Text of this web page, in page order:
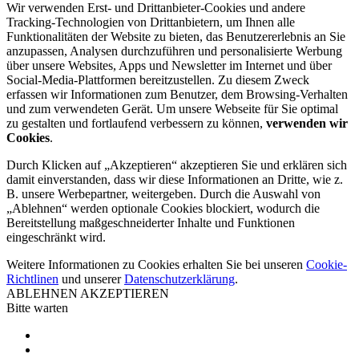
Wir verwenden Erst- und Drittanbieter-Cookies und andere
Tracking-Technologien von Drittanbietern, um Ihnen alle
Funktionalitäten der Website zu bieten, das Benutzererlebnis an Sie
anzupassen, Analysen durchzuführen und personalisierte Werbung
über unsere Websites, Apps und Newsletter im Internet und über
Social-Media-Plattformen bereitzustellen. Zu diesem Zweck
erfassen wir Informationen zum Benutzer, dem Browsing-Verhalten
und zum verwendeten Gerät. Um unsere Webseite für Sie optimal
zu gestalten und fortlaufend verbessern zu können, verwenden wir
Cookies.
Durch Klicken auf „Akzeptieren“ akzeptieren Sie und erklären sich
damit einverstanden, dass wir diese Informationen an Dritte, wie z.
B. unsere Werbepartner, weitergeben. Durch die Auswahl von
„Ablehnen“ werden optionale Cookies blockiert, wodurch die
Bereitstellung maßgeschneiderter Inhalte und Funktionen
eingeschränkt wird.
Weitere Informationen zu Cookies erhalten Sie bei unseren Cookie-
Richtlinen und unsererDatenschutzerklärung.
ABLEHNEN AKZEPTIEREN
Bitte warten